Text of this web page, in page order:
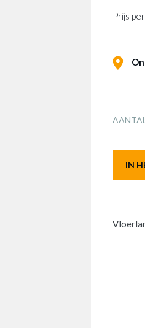
Prijs
AANTAL
IN